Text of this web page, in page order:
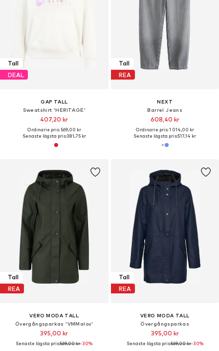
Tall
DEAL
GAP TALL
Sweatshirt 'HERITAGE'
407,20 kr
Ordinarie pris: 569,00 kr
Senaste lägsta pris:381,75 kr
Tall
REA
NEXT
Barrel Jeans
608,40 kr
Ordinarie pris: 1 014,00 kr
Senaste lägsta pris:517,14 kr
Tall
REA
VERO MODA TALL
Övergångsparkas 'VMMalou'
395,00 kr
Senaste lägsta pris:569,00 kr-30%
Tall
REA
VERO MODA TALL
Övergångsparkas
395,00 kr
Senaste lägsta pris:569,00 kr-30%